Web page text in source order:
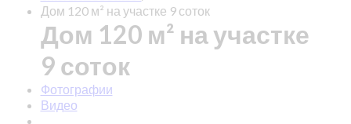
Дом 120 м² на участке 9 соток
Дом 120 м² на участке
9 соток
Фотографии
Видео